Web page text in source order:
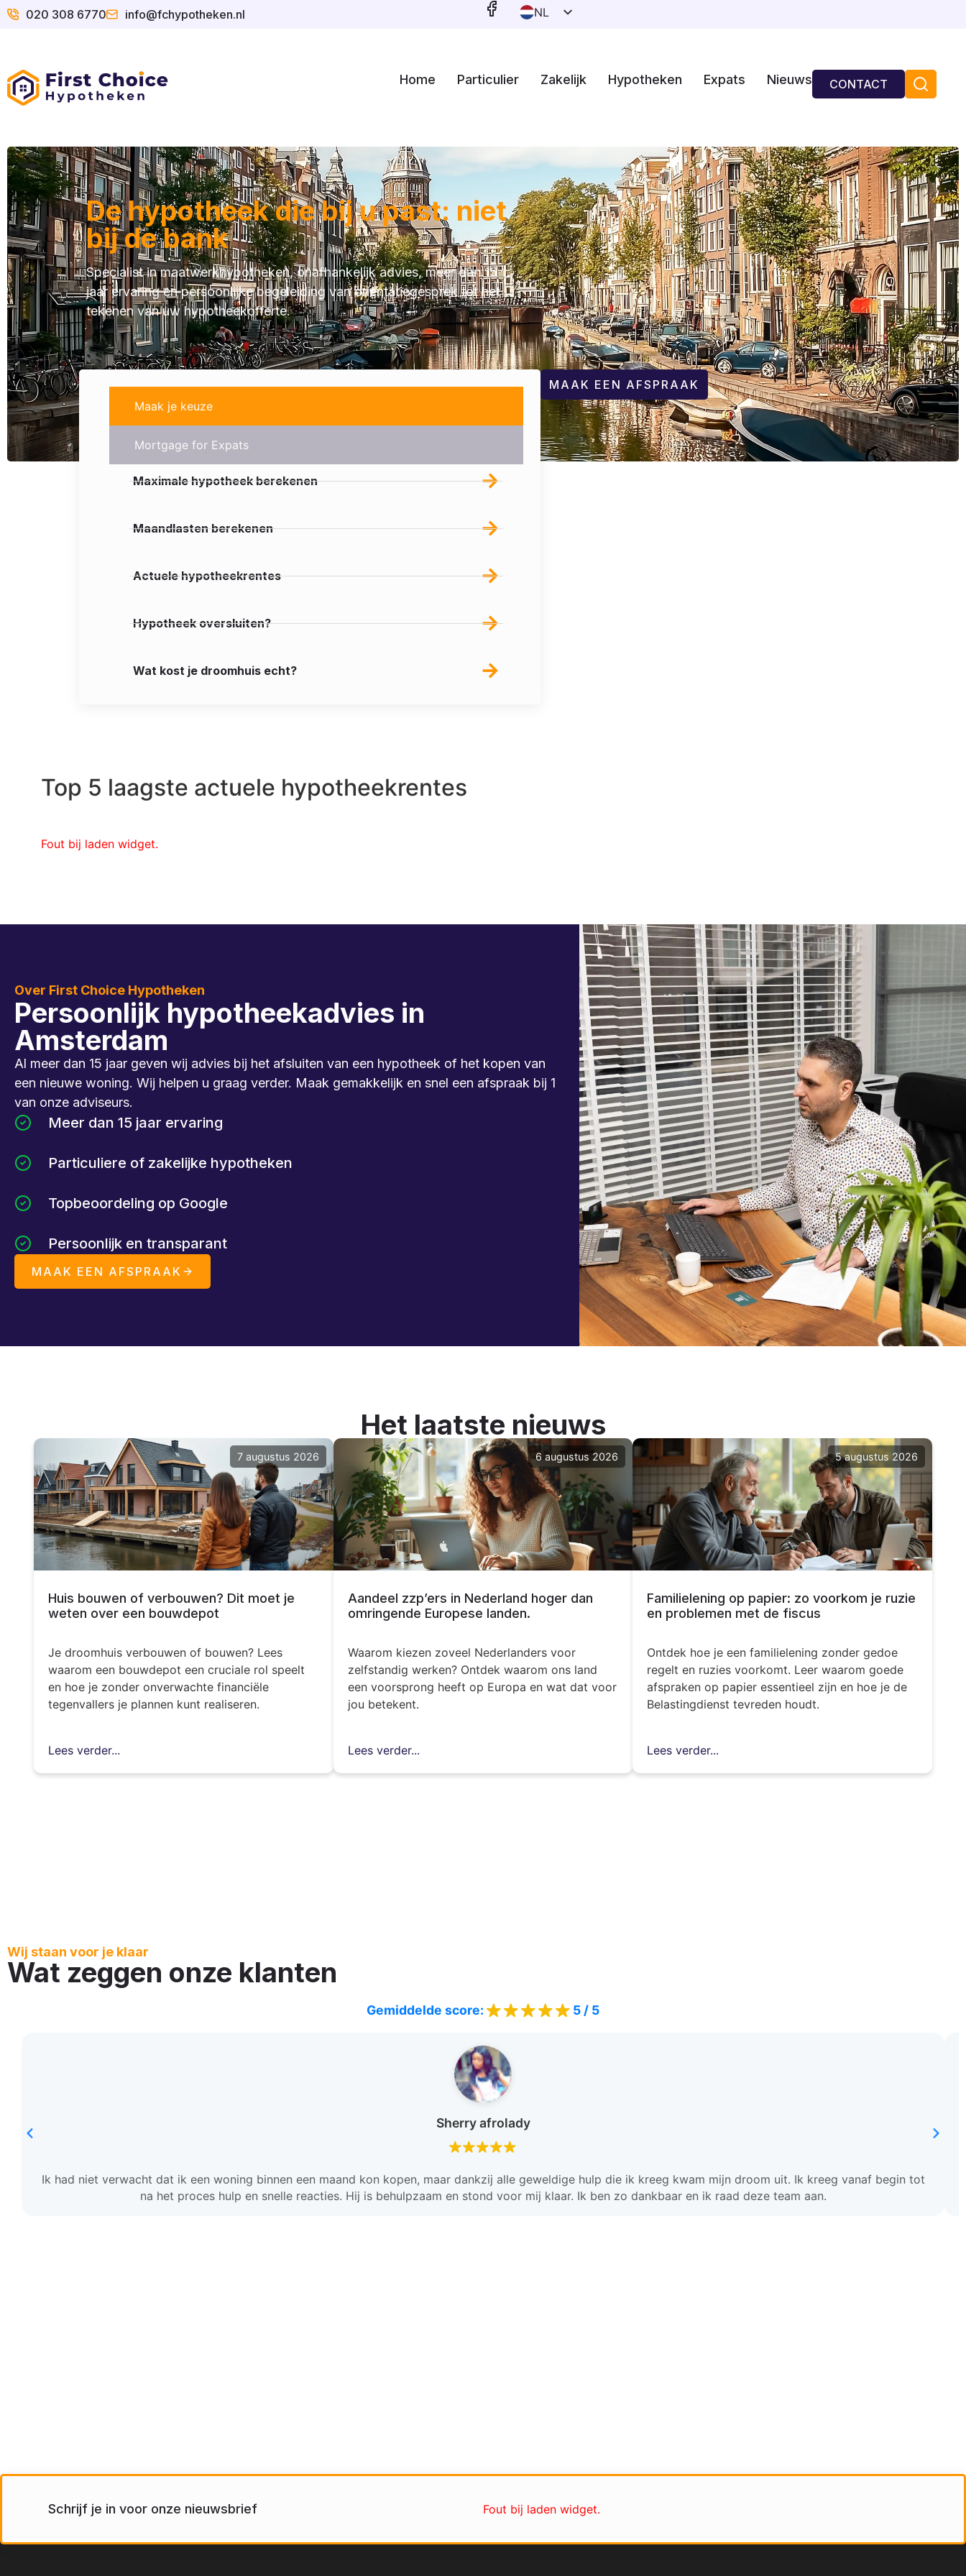
020 308 6770 info@fchypotheken.nl
NL
Home Particulier Zakelijk Hypotheken Expats Nieuws CONTACT
De hypotheek die bij u past: niet
bij de bank
Specialist in maatwerkhypotheken, onafhankelijk advies, meer dan 15
jaar ervaring en persoonlijke begeleiding van oriëntatiegesprek tot het
tekenen van uw hypotheekofferte.
Maak je keuze
Mortgage for Expats
Maximale hypotheek berekenen
Maandlasten berekenen
Actuele hypotheekrentes
Hypotheek oversluiten?
Wat kost je droomhuis echt?
MAAK EEN AFSPRAAK
Top 5 laagste actuele hypotheekrentes
Fout bij laden widget.
Over First Choice Hypotheken
Persoonlijk hypotheekadvies in
Amsterdam
Al meer dan 15 jaar geven wij advies bij het afsluiten van een hypotheek of het kopen van
een nieuwe woning. Wij helpen u graag verder. Maak gemakkelijk en snel een afspraak bij 1
van onze adviseurs.
Meer dan 15 jaar ervaring
Particuliere of zakelijke hypotheken
Topbeoordeling op Google
Persoonlijk en transparant
MAAK EEN AFSPRAAK
Het laatste nieuws
7 augustus 2026
Huis bouwen of verbouwen? Dit moet je
weten over een bouwdepot
Je droomhuis verbouwen of bouwen? Lees
waarom een bouwdepot een cruciale rol speelt
en hoe je zonder onverwachte financiële
tegenvallers je plannen kunt realiseren.
Lees verder...
6 augustus 2026
Aandeel zzp’ers in Nederland hoger dan
omringende Europese landen.
Waarom kiezen zoveel Nederlanders voor
zelfstandig werken? Ontdek waarom ons land
een voorsprong heeft op Europa en wat dat voor
jou betekent.
Lees verder...
5 augustus 2026
Familielening op papier: zo voorkom je ruzie
en problemen met de fiscus
Ontdek hoe je een familielening zonder gedoe
regelt en ruzies voorkomt. Leer waarom goede
afspraken op papier essentieel zijn en hoe je de
Belastingdienst tevreden houdt.
Lees verder...
Wij staan voor je klaar
Wat zeggen onze klanten
Gemiddelde score: 5 / 5
Sherry afrolady
Ik had niet verwacht dat ik een woning binnen een maand kon kopen, maar dankzij alle geweldige hulp die ik kreeg kwam mijn droom uit. Ik kreeg vanaf begin tot
na het proces hulp en snelle reacties. Hij is behulpzaam en stond voor mij klaar. Ik ben zo dankbaar en ik raad deze team aan.
Schrijf je in voor onze nieuwsbrief Fout bij laden widget.